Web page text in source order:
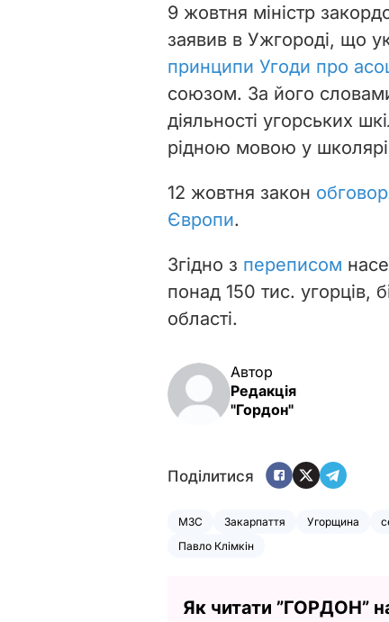
9 жовтня міністр
заявив в Ужгороді, що
принципи Угоди про
союзом. За його
діяльності угорських
рідною мовою у
12 жовтня закон
Європи.
Згідно з переписом
понад 150 тис. угорців,
області.
Автор
Редакція
"Гордон"
Поділитися
МЗС Закарпаття Угорщина
Павло Клімкін
Як читати ”ГОРДОН”